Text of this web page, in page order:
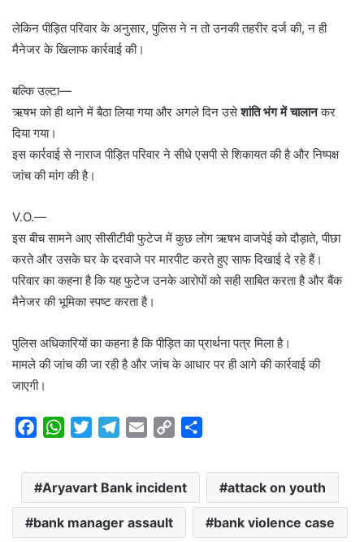
लेकिन पीड़ित परिवार के अनुसार, पुलिस ने न तो उनकी तहरीर दर्ज की, न ही
मैनेजर के खिलाफ कार्रवाई की।
बल्कि उल्टा—
ऋषभ को ही थाने में बैठा लिया गया और अगले दिन उसेशांति भंग में चालानकर
दिया गया।
इस कार्रवाई से नाराज पीड़ित परिवार ने सीधे एसपी से शिकायत की है और निष्पक्ष
जांच की मांग की है।
V.O.—
इस बीच सामने आए सीसीटीवी फुटेज में कुछ लोग ऋषभ वाजपेई को दौड़ाते, पीछा
करते और उसके घर के दरवाजे पर मारपीट करते हुए साफ दिखाई दे रहे हैं।
परिवार का कहना है कि यह फुटेज उनके आरोपों को सही साबित करता है और बैंक
मैनेजर की भूमिका स्पष्ट करता है।
पुलिस अधिकारियों का कहना है कि पीड़ित का प्रार्थना पत्र मिला है।
मामले की जांच की जा रही है और जांच के आधार पर ही आगे की कार्रवाई की
जाएगी।
c
e
b
o
W
a
t
s
A
i
t
t
e
l
e
g
r
a
i
l
p
y
L
i
a
e
Aryavart Bank incident attack on youth
bank manager assault bank violence case